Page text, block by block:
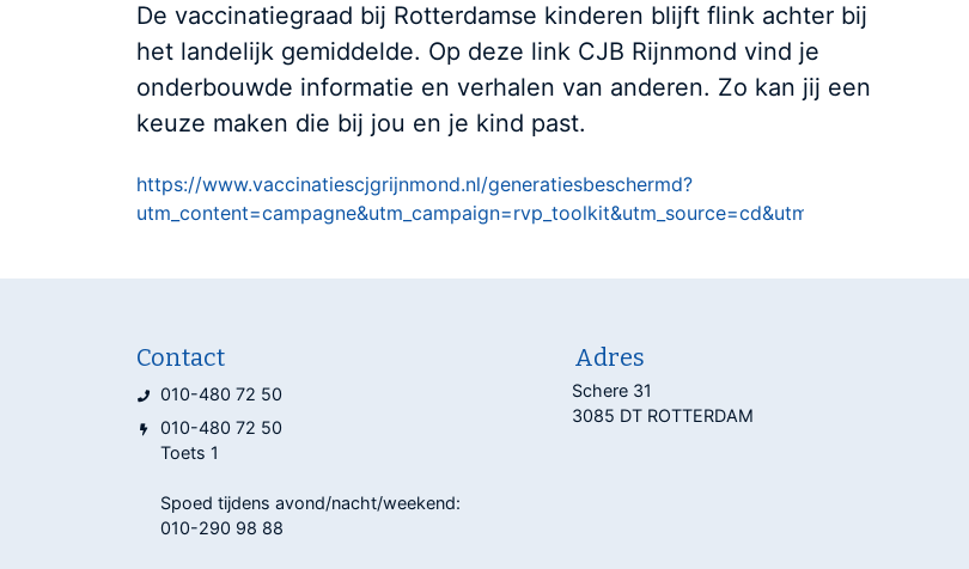
De vaccinatiegraad bij Rotterdamse kinderen blijft flink achter bij
het landelijk gemiddelde. Op deze link CJB Rijnmond vind je
onderbouwde informatie en verhalen van anderen. Zo kan jij een
keuze maken die bij jou en je kind past.
https://www.vaccinatiescjgrijnmond.nl/generatiesbeschermd?
utm_content=campagne&utm_campaign=rvp_toolkit&utm_source=cd&utm_medium=email
Contact
010-480 72 50
010-480 72 50
Toets 1
Spoed tijdens avond/nacht/weekend:
010-290 98 88
Adres
Schere 31
3085 DT ROTTERDAM